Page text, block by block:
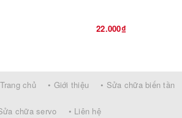
22.000₫
chủ • Giới thiệu • Sửa chữa biến tần
chữa servo • Liên hệ